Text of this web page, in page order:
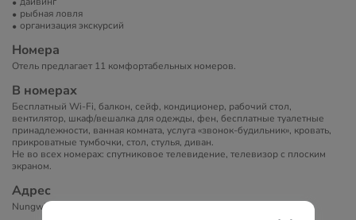
рыбная ловля
организация экскурсий
Номера
Отель предлагает 11 комфортабельных номеров.
В номерах
Бесплатный Wi-Fi, балкон, сейф, кондиционер, рабочий стол,
вентилятор, шкаф/вешалка для одежды, фен, бесплатные туалетные
принадлежности, ванная комната, услуга «звонок-будильник», кровать,
прикроватные тумбочки, стол, стулья, диван.
Не во всех номерах: спутниковое телевидение, телевизор с плоским
экраном.
Адрес
Nungwi Village, Нунгви, Объединенная Республика Танзания